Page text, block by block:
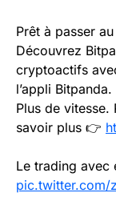
Prêt à passer
Découvrez
cryptoactifs
l’appli Bitpanda.
Plus de vitesse.
savoir plus 👉
Le trading
pic.twitter.com/